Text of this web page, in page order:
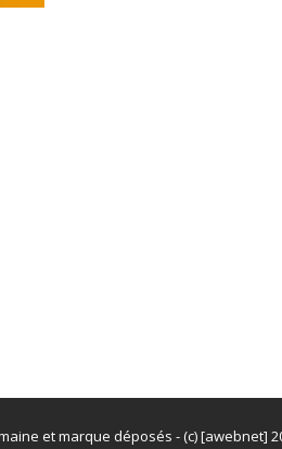
et marque déposés - (c) [awebnet]